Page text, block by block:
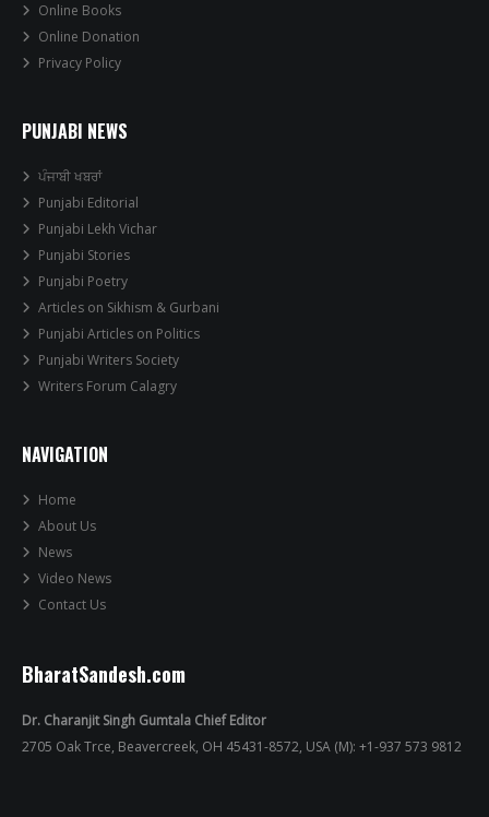
Online Books
Online Donation
Privacy Policy
PUNJABI NEWS
ਪੰਜਾਬੀ ਖਬਰਾਂ
Punjabi Editorial
Punjabi Lekh Vichar
Punjabi Stories
Punjabi Poetry
Articles on Sikhism & Gurbani
Punjabi Articles on Politics
Punjabi Writers Society
Writers Forum Calagry
NAVIGATION
Home
About Us
News
Video News
Contact Us
BharatSandesh.com
Dr. Charanjit Singh Gumtala Chief Editor
2705 Oak Trce, Beavercreek, OH 45431-8572, USA (M): +1-937 573 9812